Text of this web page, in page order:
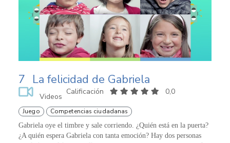
7 La felicidad de Gabriela
Videos
Calificación 0,0
Juego Competencias ciudadanas
Gabriela oye el timbre y sale corriendo. ¿Quién está en la puerta?
¿A quién espera Gabriela con tanta emoción? Hay dos personas